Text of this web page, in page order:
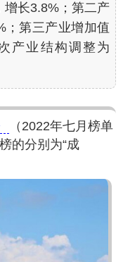
增长3.8%；第二产
；第三产业增加值
产业结构调整为
（2022年七月榜单
的分别为“成